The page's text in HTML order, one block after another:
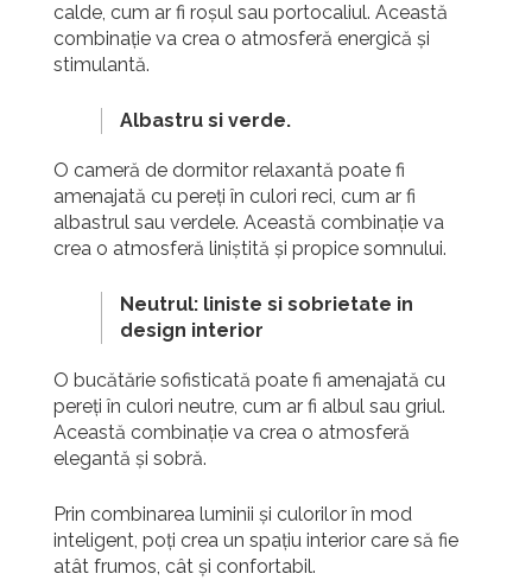
calde, cum ar fi roșul sau portocaliul. Această
combinație va crea o atmosferă energică și
stimulantă.
Albastru si verde.
O cameră de dormitor relaxantă poate fi
amenajată cu pereți în culori reci, cum ar fi
albastrul sau verdele. Această combinație va
crea o atmosferă liniștită și propice somnului.
Neutrul: liniste si sobrietate in
design interior
O bucătărie sofisticată poate fi amenajată cu
pereți în culori neutre, cum ar fi albul sau griul.
Această combinație va crea o atmosferă
elegantă și sobră.
Prin combinarea luminii și culorilor în mod
inteligent, poți crea un spațiu interior care să fie
atât frumos, cât și confortabil.